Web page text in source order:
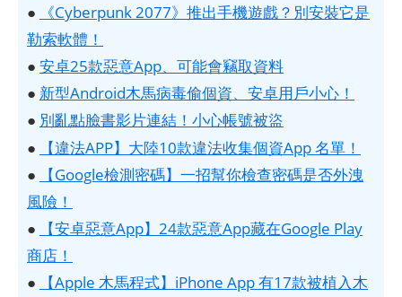
●
《Cyberpunk 2077》推出手機遊戲？別安裝它是
勒索軟體！
● 安卓25款惡意App、可能會竊取資料
● 新型Android木馬病毒偷個資、安卓用戶小心！
● 別亂點臉書影片連結！小心帳號被盜
●
【違法APP】大陸10款違法收集個資App 名單！
●
【Google檢測密碼】一招幫你檢查密碼是否外洩
風險！
●
【安卓惡意App】24款惡意App藏在Google Play
商店！
●
【Apple 木馬程式】iPhone App 有17款被植入木